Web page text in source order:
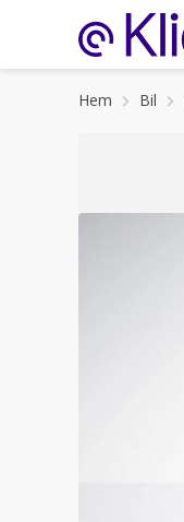
Hem Bil